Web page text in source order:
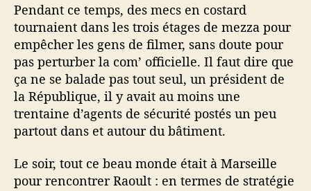
Pendant ce temps, des mecs en costard
tournaient dans les trois étages de mezza pour
empêcher les gens de filmer, sans doute pour
pas perturber la com’ officielle. Il faut dire que
ça ne se balade pas tout seul, un président de
la République, il y avait au moins une
trentaine d’agents de sécurité postés un peu
partout dans et autour du bâtiment.
Le soir, tout ce beau monde était à Marseille
pour rencontrer Raoult : en termes de stratégie